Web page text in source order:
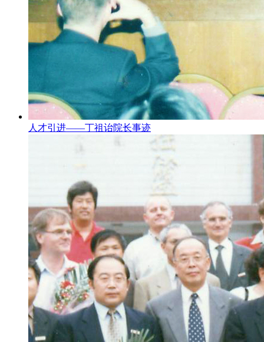
人才引进——丁祖诒院长事迹